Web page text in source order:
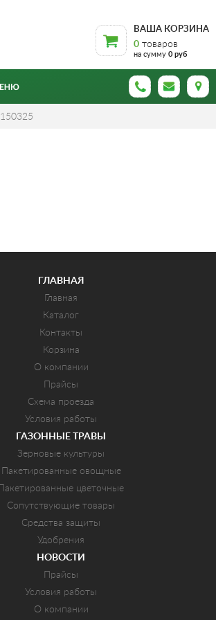
ВАША КОРЗИНА
0 товаров
на сумму 0 руб
150325
ГЛАВНАЯ
Главная
Каталог
Контакты
Корзина
О компании
Прайсы
Схема проезда
Условия работы
ГАЗОННЫЕ ТРАВЫ
Зерновые культуры
Пакетированные овощные
Пакетированные цветочные
Сопутствующие товары
Средства защиты
Удобрения
НОВОСТИ
Прайсы
Условия работы
О компании